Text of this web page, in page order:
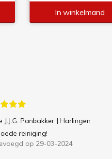
In winkelmand
J.J.G. Panbakker | Harlingen
reiniging!
op 29-03-2024